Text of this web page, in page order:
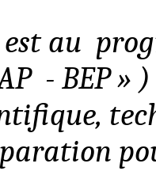
est au
- BEP » )